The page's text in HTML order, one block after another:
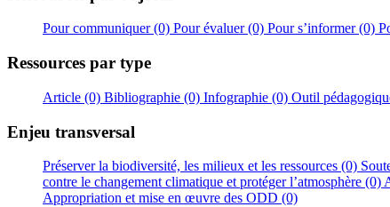
Pour communiquer (0) Pour évaluer (0) Pour s’informer (0)
Ressources par type
Article (0) Bibliographie (0) Infographie (0) Outil
Enjeu transversal
Préserver la biodiversité, les milieux et les ressources (0)
contre le changement climatique et protéger l’atmosphère (0)
Appropriation et mise en œuvre des ODD (0)